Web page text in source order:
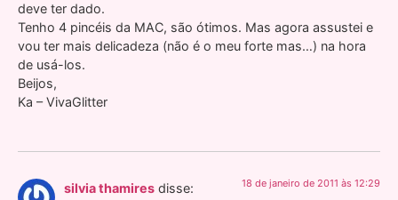
deve ter dado.
Tenho 4 pincéis da MAC, são ótimos. Mas agora assustei e
vou ter mais delicadeza (não é o meu forte mas…) na hora
de usá-los.
Beijos,
Ka – VivaGlitter
silvia thamires disse: 18 de janeiro de 2011 às 12:29